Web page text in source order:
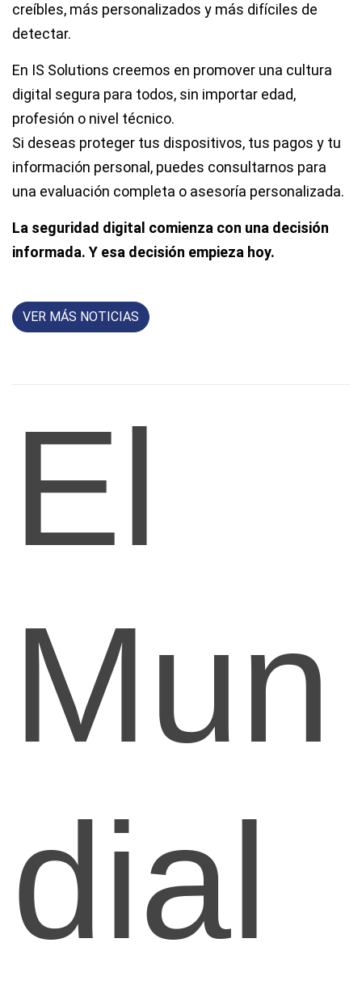
creíbles, más personalizados y más difíciles de
detectar.
En IS Solutions creemos en promover una cultura
digital segura para todos, sin importar edad,
profesión o nivel técnico.
Si deseas proteger tus dispositivos, tus pagos y tu
información personal, puedes consultarnos para
una evaluación completa o asesoría personalizada.
La seguridad digital comienza con una decisión
informada. Y esa decisión empieza hoy.
VER MÁS NOTICIAS
El
Mun
dial